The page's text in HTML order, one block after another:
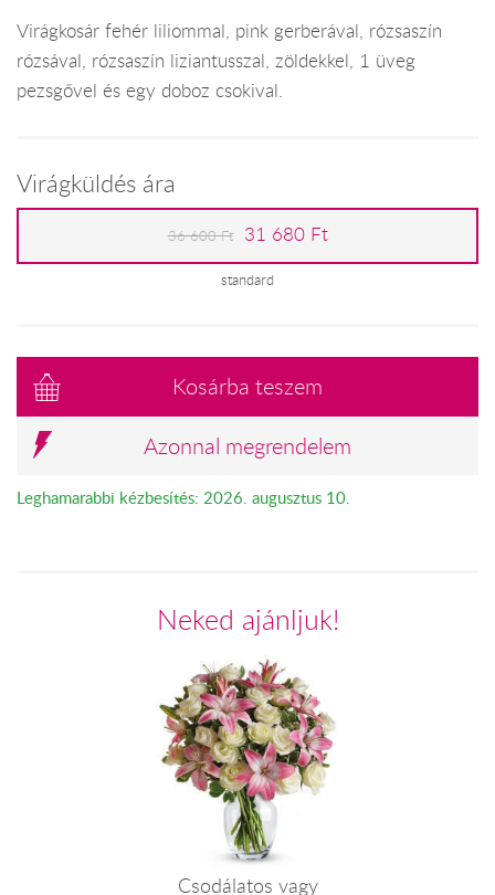
Virágkosár fehér liliommal, pink gerberával, rózsaszín
rózsával, rózsaszín liziantusszal, zöldekkel, 1 üveg
pezsgővel és egy doboz csokival.
Virágküldés ára
36 600 Ft 31 680 Ft
standard
Kosárba teszem
Azonnal megrendelem
Leghamarabbi kézbesítés: 2026. augusztus 10.
Neked ajánljuk!
Csodálatos vagy